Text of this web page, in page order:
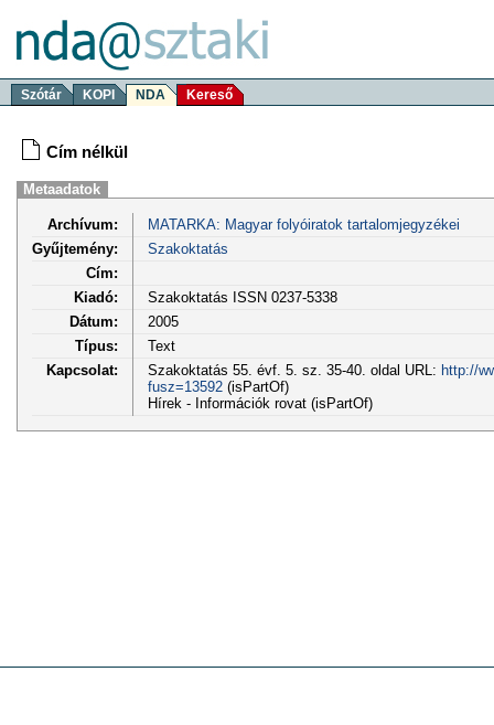
Szótár KOPI NDA Kereső
Cím nélkül
Metaadatok
Archívum:
MATARKA: Magyar folyóiratok tartalomjegyzékei
Gyűjtemény:
Szakoktatás
Cím:
Kiadó:
Szakoktatás ISSN 0237-5338
Dátum:
2005
Típus:
Text
Kapcsolat:
Szakoktatás 55. évf. 5. sz. 35-40. oldal URL: http://
fusz=13592(isPartOf)
Hírek - Információk rovat (isPartOf)